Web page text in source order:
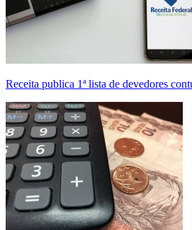
Receita publica 1ª lista de devedores